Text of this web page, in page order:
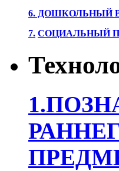
6. ДОШКОЛЬНЫЙ
7. СОЦИАЛЬНЫЙ